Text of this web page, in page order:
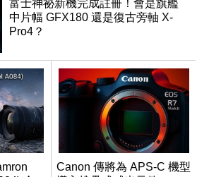
富士神祕新機完成註冊！會是旗艦
中片幅 GFX180 還是復古旁軸 X-
Pro4？
Canon 傳將為 APS-C 機型